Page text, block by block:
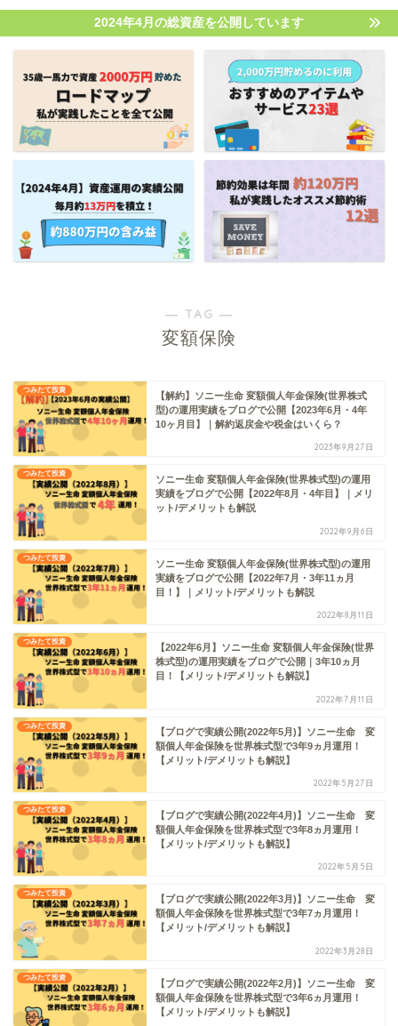
2024年4月の総資産を公開しています
― TAG ―
変額保険
つみたて投資
【解約】ソニー生命 変額個人年金保険(世界株式
型)の運用実績をブログで公開【2023年6月・4年
10ヶ月目】｜解約返戻金や税金はいくら？
2023年9月27日
つみたて投資
ソニー生命 変額個人年金保険(世界株式型)の運用
実績をブログで公開【2022年8月・4年目】｜メリ
ット/デメリットも解説
2022年9月6日
つみたて投資
ソニー生命 変額個人年金保険(世界株式型)の運用
実績をブログで公開【2022年7月・3年11ヵ月
目！】｜メリット/デメリットも解説
2022年8月11日
つみたて投資
【2022年6月】ソニー生命 変額個人年金保険(世界
株式型)の運用実績をブログで公開｜3年10ヵ月
目！【メリット/デメリットも解説】
2022年7月11日
つみたて投資
【ブログで実績公開(2022年5月)】ソニー生命 変
額個人年金保険を世界株式型で3年9ヵ月運用！
【メリット/デメリットも解説】
2022年5月27日
つみたて投資
【ブログで実績公開(2022年4月)】ソニー生命 変
額個人年金保険を世界株式型で3年8ヵ月運用！
【メリット/デメリットも解説】
2022年5月5日
つみたて投資
【ブログで実績公開(2022年3月)】ソニー生命 変
額個人年金保険を世界株式型で3年7ヵ月運用！
【メリット/デメリットも解説】
2022年3月28日
つみたて投資
【ブログで実績公開(2022年2月)】ソニー生命 変
額個人年金保険を世界株式型で3年6ヵ月運用！
【メリット/デメリットも解説】